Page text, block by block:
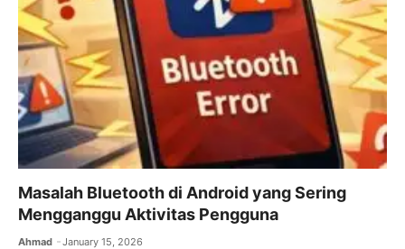
Masalah Bluetooth di Android yang Sering
Mengganggu Aktivitas Pengguna
Ahmad January 15, 2026